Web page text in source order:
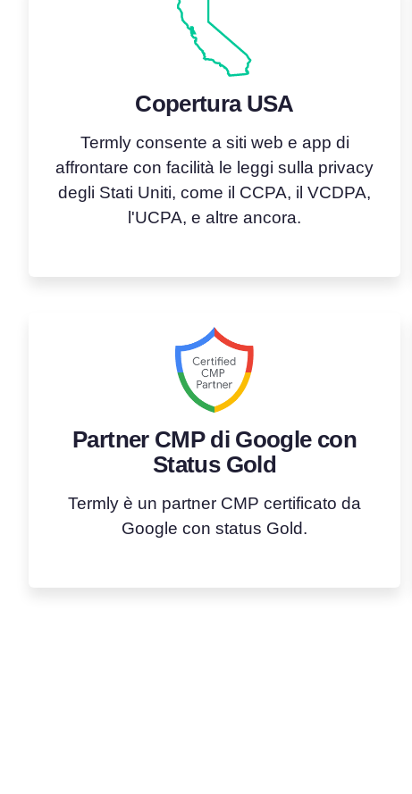
Copertura USA
Termly consente a siti web e app di
affrontare con facilità le leggi sulla privacy
degli Stati Uniti, come il CCPA, il VCDPA,
l'UCPA, e altre ancora.
Partner CMP di Google con
Status Gold
Termly è un partner CMP certificato da
Google con status Gold.